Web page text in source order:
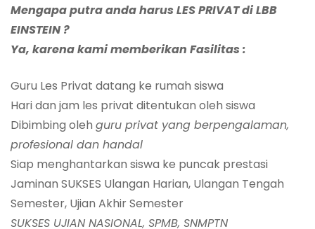
Mengapa putra anda harus LES PRIVAT di LBB
EINSTEIN ?
Ya, karena kami memberikan Fasilitas :
Guru Les Privat datang ke rumah siswa
Hari dan jam les privat ditentukan oleh siswa
Dibimbing oleh guru privat yang berpengalaman,
profesional dan handal
Siap menghantarkan siswa ke puncak prestasi
Jaminan SUKSES Ulangan Harian, Ulangan Tengah
Semester, Ujian Akhir Semester
SUKSES UJIAN NASIONAL, SPMB, SNMPTN